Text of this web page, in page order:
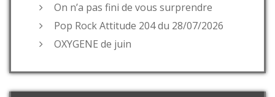
On n’a pas fini de vous surprendre
Pop Rock Attitude 204 du 28/07/2026
OXYGENE de juin